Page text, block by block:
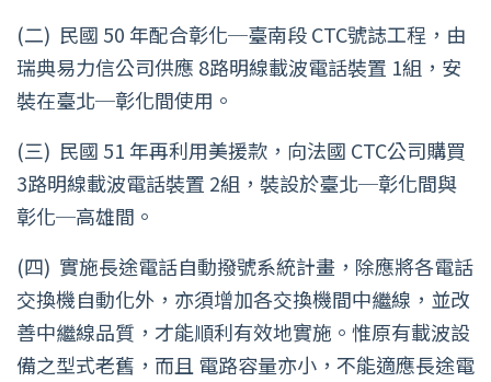
(二) 民國 50 年配合彰化─臺南段 CTC號誌工程，由
瑞典易力信公司供應 8路明線載波電話裝置 1組，安
裝在臺北─彰化間使用。
(三) 民國 51 年再利用美援款，向法國 CTC公司購買
3路明線載波電話裝置 2組，裝設於臺北─彰化間與
彰化─高雄間。
(四) 實施長途電話自動撥號系統計畫，除應將各電話
交換機自動化外，亦須增加各交換機間中繼線，並改
善中繼線品質，才能順利有效地實施。惟原有載波設
備之型式老舊，而且 電路容量亦小，不能適應長途電